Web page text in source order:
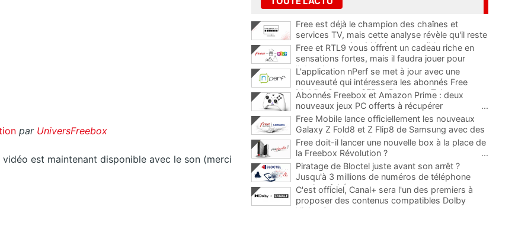
par UniversFreebox
est maintenant disponible avec le son (merci
Free est déjà le champion des chaînes et
services TV, mais cette analyse révèle qu'il reste
encore au moins 141 ajouts possibles
Free et RTL9 vous offrent un cadeau riche en
sensations fortes, mais il faudra jouer pour
l'obtenir
L'application nPerf se met à jour avec une
nouveauté qui intéressera les abonnés Free
Mobile, Orange, SFR et Bouygues Telecom
Abonnés Freebox et Amazon Prime : deux
nouveaux jeux PC offerts à récupérer
...
Free Mobile lance officiellement les nouveaux
Galaxy Z Fold8 et Z Flip8 de Samsung avec des
promos et des cadeaux
...
Free doit-il lancer une nouvelle box à la place de
la Freebox Révolution ?
...
Piratage de Bloctel juste avant son arrêt ?
Jusqu'à 3 millions de numéros de téléphone
auraient fuité
C'est officiel, Canal+ sera l'un des premiers à
proposer des contenus compatibles Dolby
Vision 2